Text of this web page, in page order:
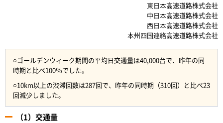
東日本高速道路株式会社
中日本高速道路株式会社
西日本高速道路株式会社
本州四国連絡高速道路株式会社
○ゴールデンウィーク期間の平均日交通量は40,000台で、昨年の同
時期と比べ100％でした。
○10km以上の渋滞回数は287回で、昨年の同時期（310回）と比べ23
回減少しました。
（1）交通量